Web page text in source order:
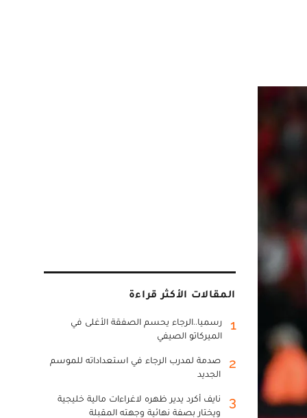
المقالات الأكثر قراءة
1
رسميا..الرجاء يحسم الصفقة الأغلى في
الميركاتو الصيفي
2
صدمة لمدرب الرجاء في استعداداته للموسم
الجديد
3
نايف أكرد يدير ظهره لاغراءات مالية خليجية
ويختار بصفة نهائية وجهته المقبلة